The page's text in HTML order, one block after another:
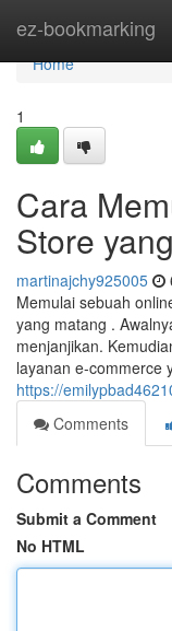
ez-bookmarking
Home
Home
1
Cara
Store
martinajchy925005
Memulai sebuah
yang matang .
menjanjikan.
layanan e-commerce
https://
Comments
Comments
Submit a Comment
No HTML